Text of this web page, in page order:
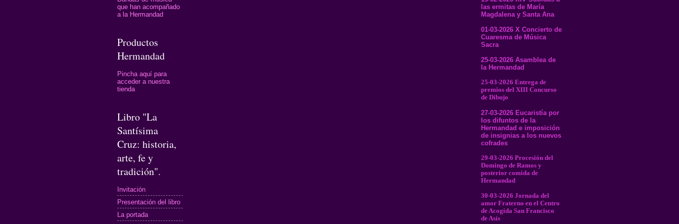
que han acompañado
a la Hermandad
Productos
Hermandad
Pincha aquí para
acceder a nuestra
tienda
Libro "La
Santísima
Cruz: historia,
arte, fe y
tradición".
Invitación
Presentación del libro
La portada
las ermitas de María
Magdalena y Santa Ana
01-03-2026 X Concierto de
Cuaresma de Música
Sacra
25-03-2026 Asamblea de
la Hermandad
25-03-2026 Entrega de
premios del XIII Concurso
de Dibujo
27-03-2026 Eucaristía por
los difuntos de la
Hermandad e imposición
de insignias a los nuevos
cofrades
29-03-2026 Procesión del
Domingo de Ramos y
posterior comida de
Hermandad
30-03-2026 Jornada del
amor Fraterno en el Centro
de Acogida San Francisco
de Asís